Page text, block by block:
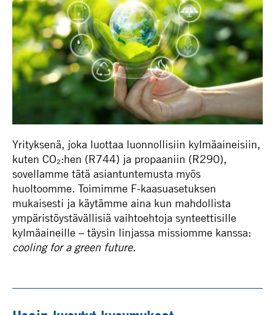
Yrityksenä, joka luottaa luonnollisiin kylmäaineisiin,
kuten CO₂:hen (R744) ja propaaniin (R290),
sovellamme tätä asiantuntemusta myös
huoltoomme. Toimimme F-kaasuasetuksen
mukaisesti ja käytämme aina kun mahdollista
ympäristöystävällisiä vaihtoehtoja synteettisille
kylmäaineille – täysin linjassa missiomme kanssa:
cooling for a green future.